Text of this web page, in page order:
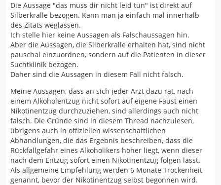
Die Aussage "das muss dir nicht leid tun" ist direkt auf
Silberkralle bezogen. Kann man ja einfach mal innerhalb
des Zitats weglassen.
Ich stelle hier keine Aussagen als Falschaussagen hin.
Aber die Aussagen, die Silberkralle erhalten hat, sind nicht
pauschal einzuordnen, sondern auf die Patienten in dieser
Suchtklinik bezogen.
Daher sind die Aussagen in diesem Fall nicht falsch.
Meine Aussagen, dass an sich jeder Arzt dazu rät, nach
einem Alkoholentzug nicht sofort auf eigene Faust einen
Nikotinentzug durchzuziehen, sind allerdings auch nicht
falsch. Die Gründe sind in diesem Thread nachzulesen,
übrigens auch in offiziellen wissenschaftlichen
Abhandlungen, die das Ergebnis beschreiben, dass die
Rückfallgefahr eines Alkoholikers höher liegt, wenn dieser
nach dem Entzug sofort einen Nikotinentzug folgen lässt.
Als allgemeine Empfehlung werden 6 Monate Trockenheit
genannt, bevor der Nikotinentzug selbst begonnen wird.